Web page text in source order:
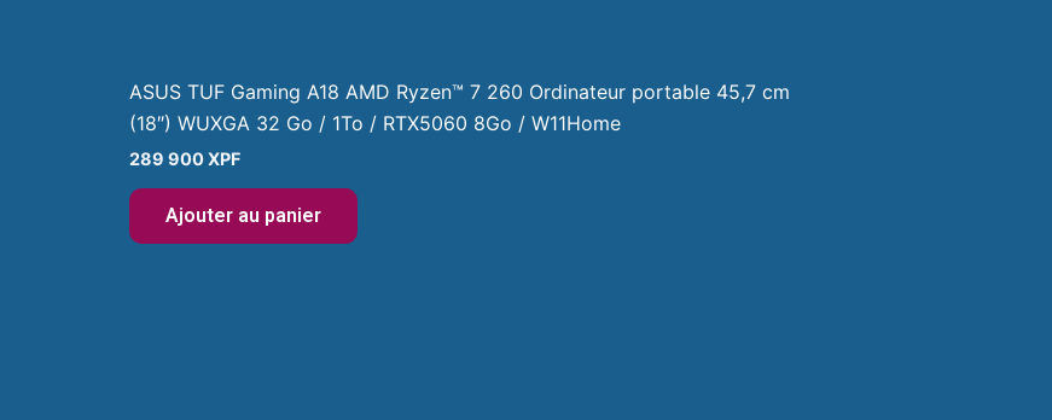
ASUS TUF Gaming A18 AMD Ryzen™ 7 260 Ordinateur portable 45,7 cm
(18″) WUXGA 32 Go / 1To / RTX5060 8Go / W11Home
289 900XPF
Ajouter au panier